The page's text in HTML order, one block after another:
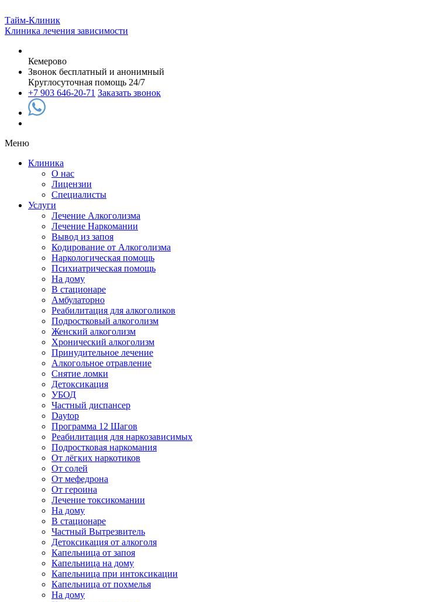
Тайм-Клиник
Клиника лечения зависимости
Кемерово
Звонок бесплатный и анонимный
Круглосуточная помощь 24/7
+7 903 646-20-71 Заказать звонок
Меню
Клиника
О нас
Лицензии
Специалисты
Услуги
Лечение Алкоголизма
Лечение Наркомании
Вывод из запоя
Кодирование от Алкоголизма
Наркологическая помощь
Психиатрическая помощь
На дому
В стационаре
Амбулаторно
Реабилитация для алкоголиков
Подростковый алкоголизм
Женский алкоголизм
Хронический алкоголизм
Принудительное лечение
Алкогольное отравление
Снятие ломки
Детоксикация
УБОД
Частный диспансер
Daytop
Программа 12 Шагов
Реабилитация для наркозависимых
Подростковая наркомания
От лёгких наркотиков
От солей
От мефедрона
От героина
Лечение токсикомании
На дому
В стационаре
Частный Вытрезвитель
Детоксикация от алкоголя
Капельница от запоя
Капельница на дому
Капельница при интоксикации
Капельница от похмелья
На дому